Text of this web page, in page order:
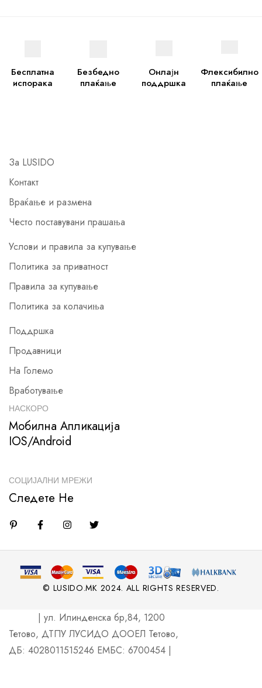
Бесплатна
испорака
Безбедно
плаќање
Онлајн
поддршка
Флексибилно
плаќање
За LUSIDO
Контакт
Враќање и размена
Често поставувани прашања
Услови и правила за купување
Политика за приватност
Правила за купување
Политика за колачиња
Поддршка
Продавници
На Големо
Вработување
НАСКОРО
Мобилна Апликација
IOS/Android
СОЦИЈАЛНИ МРЕЖИ
Следете Не
© LUSIDO.MK 2024. ALL RIGHTS RESERVED.
| ул. Илинденска бр,84, 1200
Тетово, ДТПУ ЛУСИДО ДООЕЛ Тетово,
ДБ: 4028011515246 ЕМБС: 6700454 |